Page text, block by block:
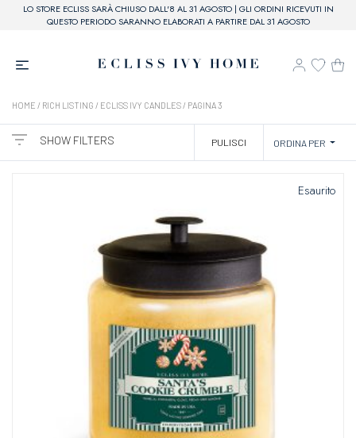
LO STORE ECLISS SARÀ CHIUSO DALL'8 AL 31 AGOSTO | GLI ORDINI RICEVUTI IN
QUESTO PERIODO SARANNO ELABORATI A PARTIRE DAL 31 AGOSTO
HOME / RICH LISTING / ECLISS IVY CANDLES/ PAGINA 3
SHOW FILTERS
20,00€ - 60,00€
PULISCI ORDINA PER
Esaurito